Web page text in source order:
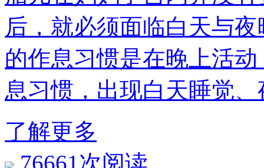
后，就必须面临白天与
的作息习惯是在晚上活
息习惯，出现白天睡觉
了解更多